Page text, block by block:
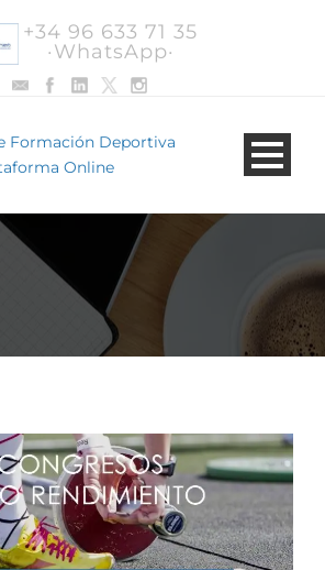
+34 96 633 71 35
·WhatsApp·